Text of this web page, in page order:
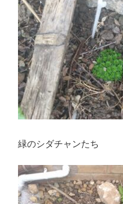
緑のシダチャンたち